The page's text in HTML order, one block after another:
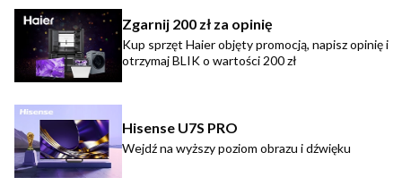
Zgarnij 200 zł za opinię
Kup sprzęt Haier objęty promocją, napisz opinię i
otrzymaj BLIK o wartości 200 zł
Hisense U7S PRO
Wejdź na wyższy poziom obrazu i dźwięku